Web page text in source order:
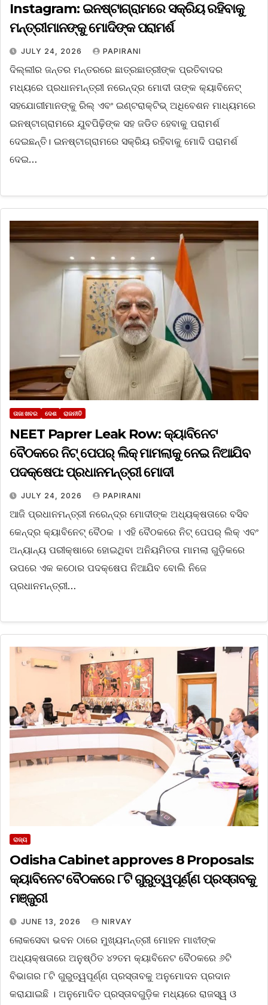
Instagram: ଇନଷ୍ଟାଗ୍ରାମରେ ସକ୍ରିୟ ରହିବାକୁ
ମନ୍ତ୍ରୀମାନଙ୍କୁ ମୋଦିଙ୍କ ପରାମର୍ଶ
JULY 24, 2026 PAPIRANI
ଦିଲ୍ଲୀର ଜନ୍ତର ମନ୍ତରରେ ଛାତ୍ରଛାତ୍ରୀଙ୍କ ପ୍ରତିବାଦର
ମଧ୍ୟରେ ପ୍ରଧାନମନ୍ତ୍ରୀ ନରେନ୍ଦ୍ର ମୋଦୀ ତାଙ୍କ କ୍ୟାବିନେଟ୍
ସହଯୋଗୀମାନଙ୍କୁ ରିଲ୍ ଏବଂ ଇଣ୍ଟରାକ୍ଟିଭ୍ ଅଧିବେଶନ ମାଧ୍ୟମରେ
ଇନଷ୍ଟାଗ୍ରାମରେ ଯୁବପିଢ଼ିଙ୍କ ସହ ଜଡିତ ହେବାକୁ ପରାମର୍ଶ
ଦେଇଛନ୍ତି। ଇନଷ୍ଟାଗ୍ରାମରେ ସକ୍ରିୟ ରହିବାକୁ ମୋଦି ପରାମର୍ଶ
ଦେଇ…
ତାଜା ଖବର ଦେଶ ରାଜନୀତି
NEET Paprer Leak Row: କ୍ୟାବିନେଟ
ବୈଠକରେ ନିଟ୍ ପେପର୍ ଲିକ୍ ମାମଲାକୁ ନେଇ ନିଆଯିବ
ପଦକ୍ଷେପ: ପ୍ରଧାନମନ୍ତ୍ରୀ ମୋଦୀ
JULY 24, 2026 PAPIRANI
ଆଜି ପ୍ରଧାନମନ୍ତ୍ରୀ ନରେନ୍ଦ୍ର ମୋଦୀଙ୍କ ଅଧ୍ୟକ୍ଷତାରେ ବସିବ
କେନ୍ଦ୍ର କ୍ୟାବିନେଟ୍ ବୈଠକ । ଏହି ବୈଠକରେ ନିଟ୍ ପେପର୍ ଲିକ୍ ଏବଂ
ଅନ୍ୟାନ୍ୟ ପରୀକ୍ଷାରେ ହୋଇଥିବା ଅନିୟମିତତା ମାମଲା ଗୁଡ଼ିକରେ
ଉପରେ ଏକ କଠୋର ପଦକ୍ଷେପ ନିଆଯିବ ବୋଲି ନିଜେ
ପ୍ରଧାନମନ୍ତ୍ରୀ…
ରାଜ୍ୟ
Odisha Cabinet approves 8 Proposals:
କ୍ୟାବିନେଟ ବୈଠକରେ ୮ଟି ଗୁରୁତ୍ୱପୂର୍ଣ୍ଣ ପ୍ରସ୍ତାବକୁ
ମଞ୍ଜୁରୀ
JUNE 13, 2026 NIRVAY
ଲୋକସେବା ଭବନ ଠାରେ ମୁଖ୍ୟମନ୍ତ୍ରୀ ମୋହନ ମାଝୀଙ୍କ
ଅଧ୍ୟକ୍ଷତାରେ ଅନୁଷ୍ଠିତ ୪୨ତମ କ୍ୟାବିନେଟ ବୈଠକରେ ୬ଟି
ବିଭାଗର ୮ଟି ଗୁରୁତ୍ୱପୂର୍ଣ୍ଣ ପ୍ରସ୍ତାବକୁ ଅନୁମୋଦନ ପ୍ରଦାନ
କରାଯାଇଛି । ଅନୁମୋଦିତ ପ୍ରସ୍ତାବଗୁଡ଼ିକ ମଧ୍ୟରେ ରାଜସ୍ୱ ଓ